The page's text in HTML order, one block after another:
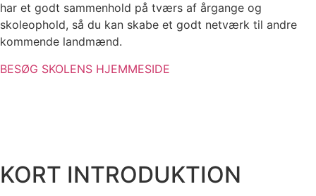
har et godt sammenhold på tværs af årgange og
skoleophold, så du kan skabe et godt netværk til andre
kommende landmænd.
BESØG SKOLENS HJEMMESIDE
KORT INTRODUKTION